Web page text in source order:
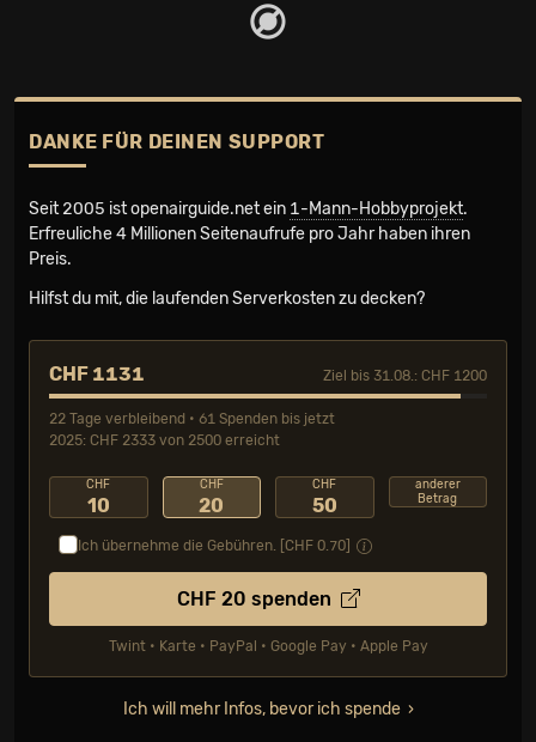
DANKE FÜR DEINEN SUPPORT
Seit 2005 ist openairguide.net ein 1-Mann-Hobbyprojekt.
Erfreuliche 4 Millionen Seiten­aufrufe pro Jahr haben ihren
Preis.
Hilfst du mit, die laufenden Serverkosten zu decken?
CHF 1131 Ziel bis 31.08.: CHF 1200
22 Tage verbleibend • 61 Spenden bis jetzt
2025: CHF 2333 von 2500 erreicht
CHF
10
CHF
20
CHF
50
anderer
Betrag
Ich übernehme die Gebühren. [CHF 0.70
CHF 20 spenden
Twint • Karte • PayPal • Google Pay • Apple Pay
Ich will mehr Infos, bevor ich spende